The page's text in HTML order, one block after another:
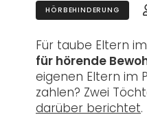
HÖRBEHINDERUNG
Für taube Eltern
für hörende
eigenen Eltern im
zahlen? Zwei
darüber berichtet.